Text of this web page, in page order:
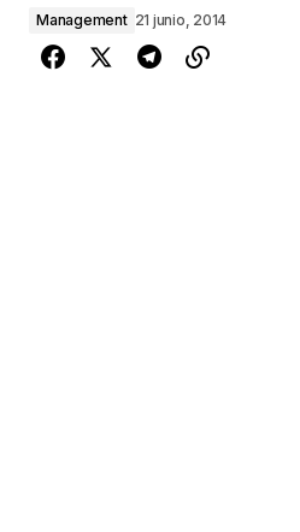
Management 21 junio, 2014